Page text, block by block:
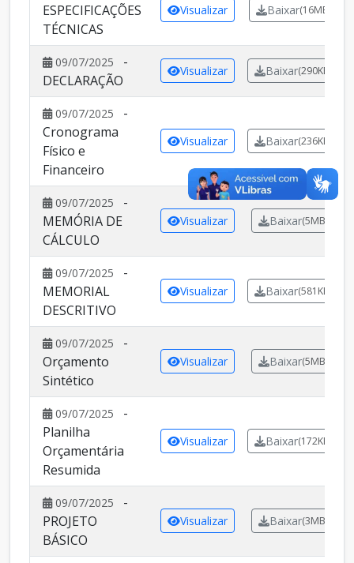
ESPECIFICAÇÕES
TÉCNICAS
Visualizar Baixar(16MB)
09/07/2025
-
DECLARAÇÃO
Visualizar Baixar(290KB)
09/07/2025
-
Cronograma
Físico e
Financeiro
Visualizar Baixar(236KB)
09/07/2025
-
MEMÓRIA DE
CÁLCULO
Visualizar Baixar(5MB)
09/07/2025
-
MEMORIAL
DESCRITIVO
Visualizar Baixar(581KB)
09/07/2025
-
Orçamento
Sintético
Visualizar Baixar(5MB)
09/07/2025
-
Planilha
Orçamentária
Resumida
Visualizar Baixar(172KB)
09/07/2025
-
PROJETO
BÁSICO
Visualizar Baixar(3MB)